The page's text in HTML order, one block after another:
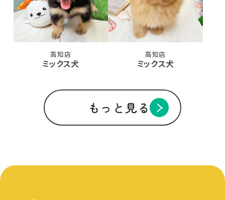
高知店
ミックス犬
高知店
ミックス犬
もっと見る